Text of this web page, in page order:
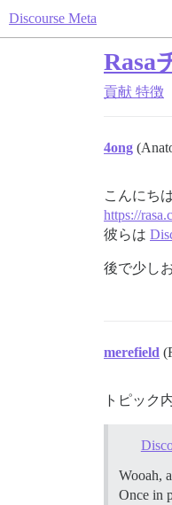
Discourse Meta
Rasa
貢献 特徴
4ong
こんにち
https://
彼らは
後で少し
merefield
トピック
Wooah,
Once in